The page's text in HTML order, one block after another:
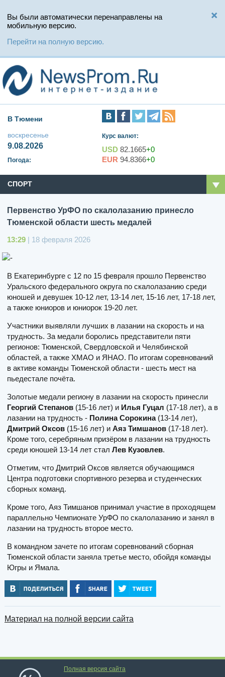
Вы были автоматически перенаправлены на
мобильную версию.
Перейти на полную версию.
В Тюмени
воскресенье
9.08.2026
Погода:
Курс валют:
USD 82.1665+0
EUR 94.8366+0
СПОРТ
Первенство УрФО по скалолазанию принесло
Тюменской области шесть медалей
13:29 | 18 февраля 2026
В Екатеринбурге с 12 по 15 февраля прошло Первенство
Уральского федерального округа по скалолазанию среди
юношей и девушек 10-12 лет, 13-14 лет, 15-16 лет, 17-18 лет,
а также юниоров и юниорок 19-20 лет.
Участники выявляли лучших в лазании на скорость и на
трудность. За медали боролись представители пяти
регионов: Тюменской, Свердловской и Челябинской
областей, а также ХМАО и ЯНАО. По итогам соревнований
в активе команды Тюменской области - шесть мест на
пьедестале почёта.
Золотые медали региону в лазании на скорость принесли
Георгий Степанов (15-16 лет) и Илья Гуцал (17-18 лет), а в
лазании на трудность - Полина Сорокина(13-14 лет),
Дмитрий Оксов (15-16 лет) и Аяз Тимшанов (17-18 лет).
Кроме того, серебряным призёром в лазании на трудность
среди юношей 13-14 лет стал Лев Кузовлев.
Отметим, что Дмитрий Оксов является обучающимся
Центра подготовки спортивного резерва и студенческих
сборных команд.
Кроме того, Аяз Тимшанов принимал участие в проходящем
параллельно Чемпионате УрФО по скалолазанию и занял в
лазании на трудность второе место.
В командном зачете по итогам соревнований сборная
Тюменской области заняла третье место, обойдя команды
Югры и Ямала.
Материал на полной версии сайта
Полная версия сайта